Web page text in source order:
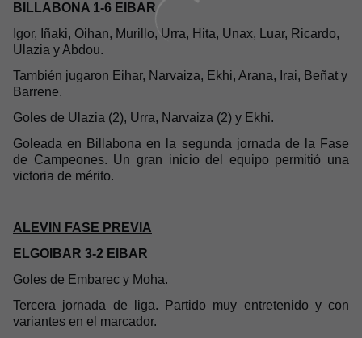
BILLABONA 1-6 EIBAR
Igor, Iñaki, Oihan, Murillo, Urra, Hita, Unax, Luar, Ricardo,
Ulazia y Abdou.
También jugaron Eihar, Narvaiza, Ekhi, Arana, Irai, Beñat y
Barrene.
Goles de Ulazia (2), Urra, Narvaiza (2) y Ekhi.
Goleada en Billabona en la segunda jornada de la Fase
de Campeones. Un gran inicio del equipo permitió una
victoria de mérito.
ALEVIN FASE PREVIA
ELGOIBAR 3-2 EIBAR
Goles de Embarec y Moha.
Tercera jornada de liga. Partido muy entretenido y con
variantes en el marcador.